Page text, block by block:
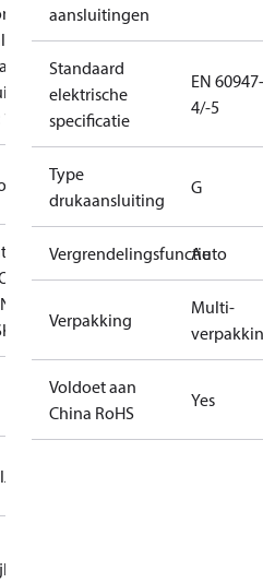
4
2 - Zone 1CCCCEEACLLC
NKK
aansluitingen
Standaard
elektrische
specificatie
EN 60947-
4/-5
Type
drukaansluiting
G
VergrendelingsfunctieAuto
Verpakking
Multi-
Voldoet aan
China RoHS
Yes